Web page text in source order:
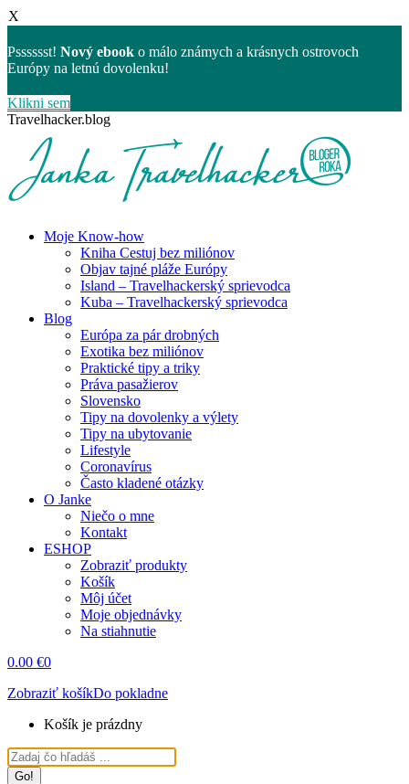
X
Psssssst! Nový ebook o málo známych a krásnych ostrovoch
Európy na letnú dovolenku!
Klikni sem
Skip
content
Travelhacker.blog
Moje Know-how
Kniha Cestuj bez miliónov
Objav tajné pláže Európy
Island – Travelhackerský sprievodca
Kuba – Travelhackerský sprievodca
Blog
Európa za pár drobných
Exotika bez miliónov
Praktické tipy a triky
Práva pasažierov
Slovensko
Tipy na dovolenky a výlety
Tipy na ubytovanie
Lifestyle
Coronavírus
Často kladené otázky
O Janke
Niečo o mne
Kontakt
ESHOP
Zobraziť produkty
Košík
Môj účet
Moje objednávky
Na stiahnutie
0.00 €0
Zobraziť košíkDo pokladne
Košík je prázdny
Search: